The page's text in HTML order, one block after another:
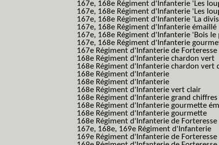
167e, 168e Régiment d'Infanterie 'Les
167e, 168e Régiment d'Infanterie 'Les
167e, 168e Régiment d'Infanterie 'La
167e, 168e Régiment d'Infanterie émaillé
167e, 168e Régiment d'Infanterie 'Bois
167e, 168e Régiment d'Infanterie
167e Régiment d'Infanterie de
168e Régiment d'Infanterie chardon vert
168e Régiment d'Infanterie chardon vert
168e Régiment d'Infanterie
168e Régiment d'Infanterie
168e Régiment d'Infanterie vert clair
168e Régiment d'Infanterie grand chiffres
168e Régiment d'Infanterie gourmette
168e Régiment d'Infanterie gourmette
168e Régiment d'Infanterie de Forteresse
167e, 168e, 169e Régiment d'Infanterie
169e Régiment d'Infanterie de Forteresse